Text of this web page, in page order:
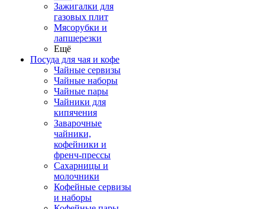
Зажигалки для
газовых плит
Мясорубки и
лапшерезки
Ещё
Посуда для чая и кофе
Чайные сервизы
Чайные наборы
Чайные пары
Чайники для
кипячения
Заварочные
чайники,
кофейники и
френч-прессы
Сахарницы и
молочники
Кофейные сервизы
и наборы